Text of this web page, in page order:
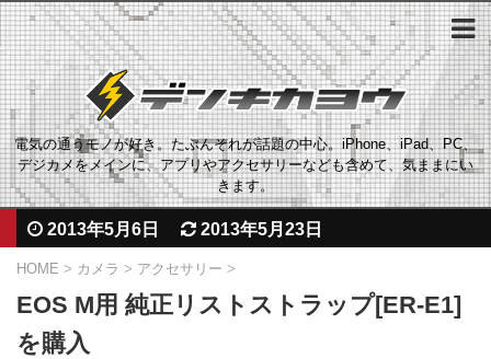
電気の通うモノが好き。たぶんそれが話題の中心。iPhone、iPad、PC、
デジカメをメインに、アプリやアクセサリーなども含めて、気ままにい
きます。
2013年5月6日 2013年5月23日
HOME > カメラ > アクセサリー >
EOS M用 純正リストストラップ[ER-E1]
を購入